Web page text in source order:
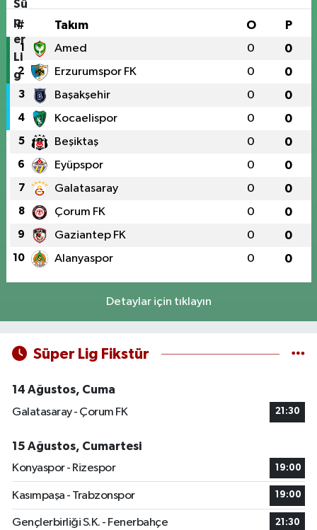
# Takım O P
1 Amed 0 0
2 Erzurumspor FK 0 0
3 Başakşehir 0 0
4 Kocaelispor 0 0
5 Beşiktaş 0 0
6 Eyüpspor 0 0
7 Galatasaray 0 0
8 Çorum FK 0 0
9 Gaziantep FK 0 0
10 Alanyaspor 0 0
Detaylar için tıklayın
Süper Lig Fikstür
14 Ağustos, Cuma
Galatasaray - Çorum FK
21:30
15 Ağustos, Cumartesi
Konyaspor - Rizespor
19:00
Kasımpaşa - Trabzonspor 19:00
Gençlerbirliği S.K. - Fenerbahçe 21:30